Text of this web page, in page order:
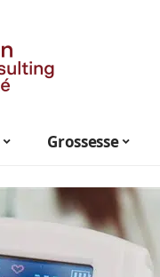
Grossesse